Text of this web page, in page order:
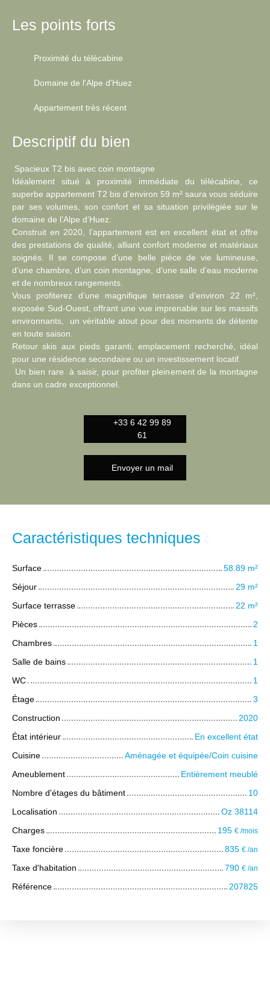
Les points forts
Proximité du télécabine
Domaine de l'Alpe d'Huez
Appartement très récent
Descriptif du bien
Spacieux T2 bis avec coin montagne
Idéalement situé à proximité immédiate du télécabine, ce
superbe appartement T2 bis d’environ 59 m² saura vous séduire
par ses volumes, son confort et sa situation privilégiée sur le
domaine de l’Alpe d’Huez.
Construit en 2020, l’appartement est en excellent état et offre
des prestations de qualité, alliant confort moderne et matériaux
soignés. Il se compose d’une belle pièce de vie lumineuse,
d’une chambre, d’un coin montagne, d’une salle d’eau moderne
et de nombreux rangements.
Vous profiterez d’une magnifique terrasse d’environ 22 m²,
exposée Sud-Ouest, offrant une vue imprenable sur les massifs
environnants, un véritable atout pour des moments de détente
en toute saison.
Retour skis aux pieds garanti, emplacement recherché, idéal
pour une résidence secondaire ou un investissement locatif.
Un bien rare à saisir, pour profiter pleinement de la montagne
dans un cadre exceptionnel.
+33 6 42 99 89
61
Envoyer un mail
Caractéristiques techniques
Surface 58.89 m²
Séjour
29 m²
Surface terrasse
22 m²
Pièces
2
Chambres
1
Salle de bains
1
WC
1
Étage
3
Construction
2020
État intérieur
En excellent état
Cuisine
Aménagée et équipée/Coin cuisine
Ameublement
Entièrement meublé
Nombre d'étages du bâtiment
10
Localisation
Oz 38114
Charges
195 € /mois
Taxe foncière 835 € /an
Taxe d'habitation 790 € /an
Référence 207825